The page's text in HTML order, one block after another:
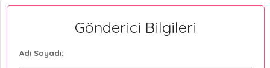
Gönderici Bilgileri
Adı Soyadı: